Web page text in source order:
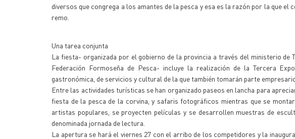
diversos que congrega a los amantes de la pesca y esa es la razón por la que
remo.
Una tarea conjunta
La fiesta- organizada por el gobierno de la provincia a través del ministerio
Federación Formoseña de Pesca- incluye la realización de la Tercera
gastronómica, de servicios y cultural de la que también tomarán parte
Entre las actividades turísticas se han organizado paseos en lancha para
fiesta de la pesca de la corvina, y safaris fotográficos mientras que se
artistas populares, se proyecten películas y se desarrollen muestras de
denominada jornada de lectura.
La apertura se hará el viernes 27 con el arribo de los competidores y la